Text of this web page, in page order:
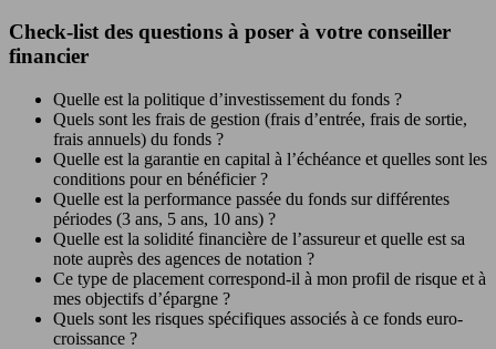
Check-list des questions à poser à votre conseiller
financier
Quelle est la politique d’investissement du fonds ?
Quels sont les frais de gestion (frais d’entrée, frais de sortie,
frais annuels) du fonds ?
Quelle est la garantie en capital à l’échéance et quelles sont les
conditions pour en bénéficier ?
Quelle est la performance passée du fonds sur différentes
périodes (3 ans, 5 ans, 10 ans) ?
Quelle est la solidité financière de l’assureur et quelle est sa
note auprès des agences de notation ?
Ce type de placement correspond-il à mon profil de risque et à
mes objectifs d’épargne ?
Quels sont les risques spécifiques associés à ce fonds euro-
croissance ?